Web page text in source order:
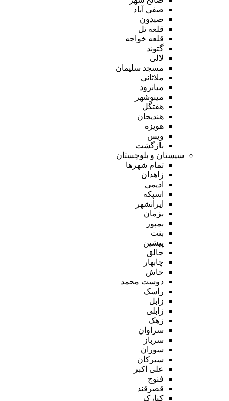
صفی آباد
صیدون
قلعه تل
قلعه خواجه
گتوند
لالی
مسجد سلیمان
ملاثانی
میانرود
مینوشهر
هفتگل
هندیجان
هویزه
ویس
بازگشت
سیستان و بلوچستان
تمام شهر‌ها
زاهدان
ادیمی
اسپکه
ایرانشهر
بزمان
بمپور
بنت
پیشین
جالق
چابهار
خاش
دوست محمد
راسک
زابل
زابلی
زهک
سراوان
سرباز
سوران
سیرکان
علی اکبر
فنوج
قصرقند
کنارک